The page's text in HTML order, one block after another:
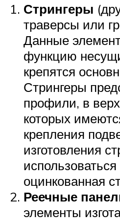
Стрингеры
траверсы или
Данные
функцию
крепятся
Стрингеры
профили, в
которых
крепления
изготовления
оцинкованная
Реечные
элементы